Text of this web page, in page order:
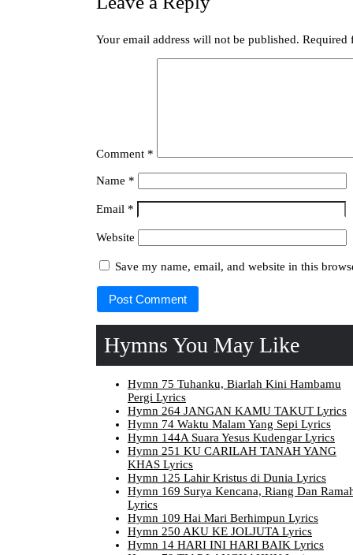
Your email address will not be published. Required
Comment *
Name *
Email *
Website
Save my name, email, and website in this
Hymns You May Like
Hymn 75 Tuhanku, Biarlah Kini Hambamu
Pergi Lyrics
Hymn 264 JANGAN KAMU TAKUT Lyrics
Hymn 74 Waktu Malam Yang Sepi Lyrics
Hymn 144A Suara Yesus Kudengar Lyrics
Hymn 251 KU CARILAH TANAH YANG
KHAS Lyrics
Hymn 125 Lahir Kristus di Dunia Lyrics
Hymn 169 Surya Kencana, Riang Dan
Lyrics
Hymn 109 Hai Mari Berhimpun Lyrics
Hymn 250 AKU KE JOLJUTA Lyrics
Hymn 14 HARI INI HARI BAIK Lyrics